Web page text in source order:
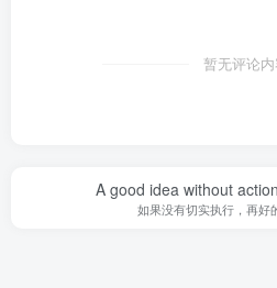
暂无评论
A good idea without
如果没有切实执行，再好